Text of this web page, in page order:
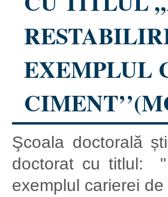
EXEMPLUL
Şcoala doctorală
doctorat cu titlul: "
exemplul carierei de